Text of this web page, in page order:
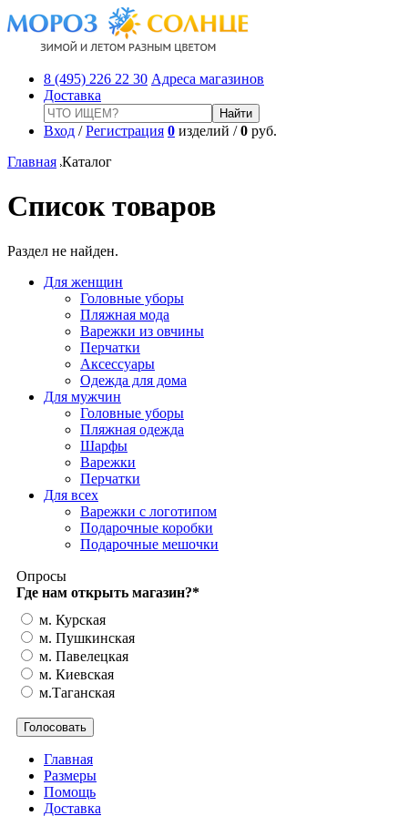
8 (495) 226 22 30 Адреса магазинов
Доставка
Вход /Регистрация 0 изделий /0 руб.
Главная Каталог
Список товаров
Раздел не найден.
Для женщин
Головные уборы
Пляжная мода
Варежки из овчины
Перчатки
Аксессуары
Одежда для дома
Для мужчин
Головные уборы
Пляжная одежда
Шарфы
Варежки
Перчатки
Для всех
Варежки с логотипом
Подарочные коробки
Подарочные мешочки
Опросы
Где нам открыть магазин?*
м. Курская
м. Пушкинская
м. Павелецкая
м. Киевская
м.Таганская
Главная
Размеры
Помощь
Доставка